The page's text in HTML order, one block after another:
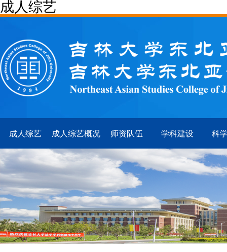
成人综艺
成人综艺 成人综艺概况 师资队伍 学科建设 科